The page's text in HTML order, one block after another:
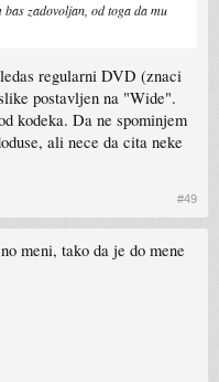
zadovoljan, od toga da mu
regularni DVD (znaci
postavljen na "Wide".
kodeka. Da ne spominjem
ali nece da cita neke
#49
meni, tako da je do mene